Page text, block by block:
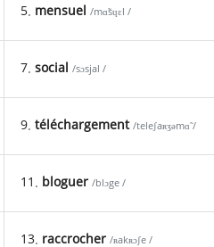
5. mensuel /mɑ̃sɥɛl /
7. social /sɔsjal /
9. téléchargement /teleʃaʀʒəmɑ̃ /
11. bloguer /blɔge /
13. raccrocher /ʀakʀɔʃe /